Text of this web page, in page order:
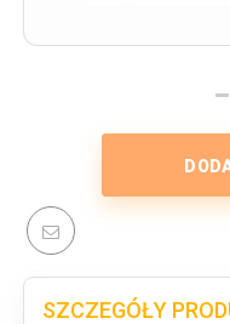
SZCZEGÓŁY